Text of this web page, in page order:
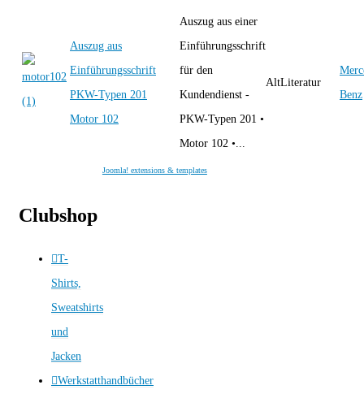
Auszug aus
Einführungsschrift
PKW-Typen 201
Motor 102
Auszug aus einer
Einführungsschrift
für den
Kundendienst -
PKW-Typen 201 •
Motor 102 •...
AltLiteratur
Benz
Joomla! extensions & templates
Clubshop
T-
Shirts,
Sweatshirts
und
Jacken
Werkstatthandbücher